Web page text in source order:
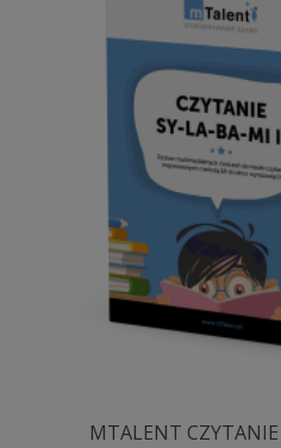
MTALENT